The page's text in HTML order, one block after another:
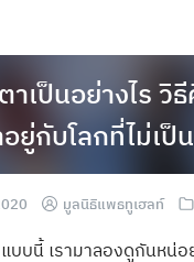
เป็นอย่างไร วิ
อยู่กับโลกที่ไม่เป็
มูลนิธิแพธทูเฮลท์
แบบนี้ เรามาลองดูกันหน่